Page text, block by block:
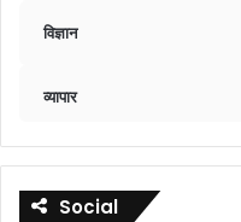
विज्ञान
व्यापार
Social